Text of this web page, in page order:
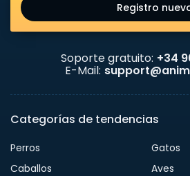
Registro
Soporte gratuito: +34
E-Mail:
Categorías de tendencias
Perros
Gatos
Caballos
Aves